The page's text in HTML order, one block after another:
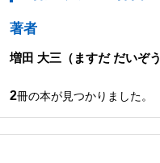
著者
増田 大三（ますだ だいぞう
2冊の本が見つかりました。